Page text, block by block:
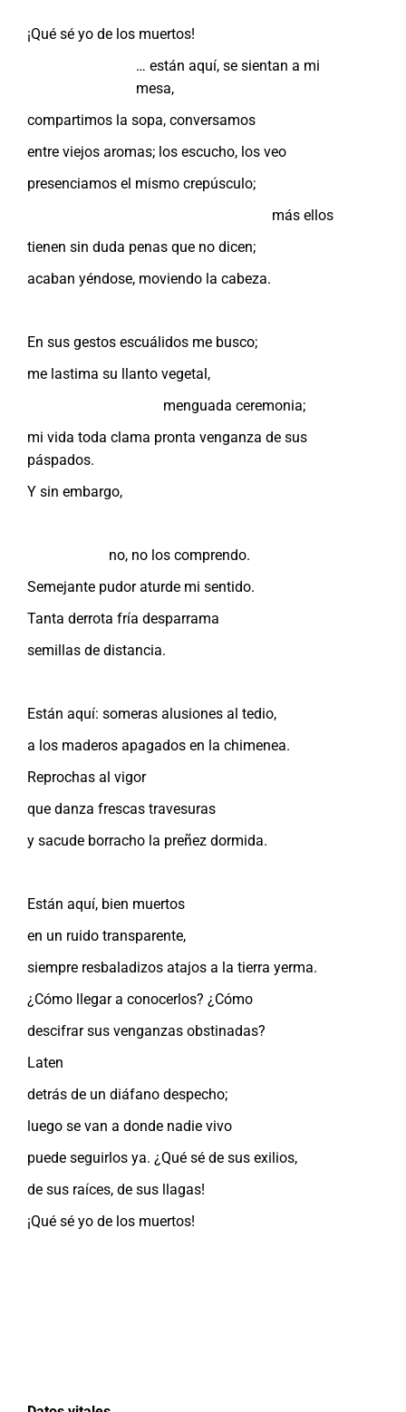
¡Qué sé yo de los muertos!
… están aquí, se sientan a mi
mesa,
compartimos la sopa, conversamos
entre viejos aromas; los escucho, los veo
presenciamos el mismo crepúsculo;
más ellos
tienen sin duda penas que no dicen;
acaban yéndose, moviendo la cabeza.
En sus gestos escuálidos me busco;
me lastima su llanto vegetal,
menguada ceremonia;
mi vida toda clama pronta venganza de sus
páspados.
Y sin embargo,
no, no los comprendo.
Semejante pudor aturde mi sentido.
Tanta derrota fría desparrama
semillas de distancia.
Están aquí: someras alusiones al tedio,
a los maderos apagados en la chimenea.
Reprochas al vigor
que danza frescas travesuras
y sacude borracho la preñez dormida.
Están aquí, bien muertos
en un ruido transparente,
siempre resbaladizos atajos a la tierra yerma.
¿Cómo llegar a conocerlos? ¿Cómo
descifrar sus venganzas obstinadas?
Laten
detrás de un diáfano despecho;
luego se van a donde nadie vivo
puede seguirlos ya. ¿Qué sé de sus exilios,
de sus raíces, de sus llagas!
¡Qué sé yo de los muertos!